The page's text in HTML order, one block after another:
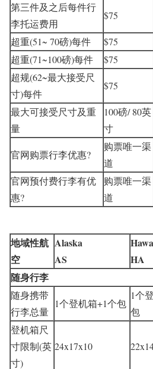
第三件及之后每件行
李托运费用
$75
超重(51~ 70磅)每件 $75
超重(71~100磅)每件
$75
超规(62~最大接受尺
寸)每件
$75
最大可接受尺寸及重
量
100磅/ 80英
寸
官网购票行李优惠?
购票唯一渠
道
官网预付费行李有优
惠?
购票唯一渠
道
地域性航
空
Alaska
AS
HA
随身行李
随身携带
行李总量
1个登机箱+1个包
1个
包
登机箱尺
寸限制(英
寸)
24x17x10